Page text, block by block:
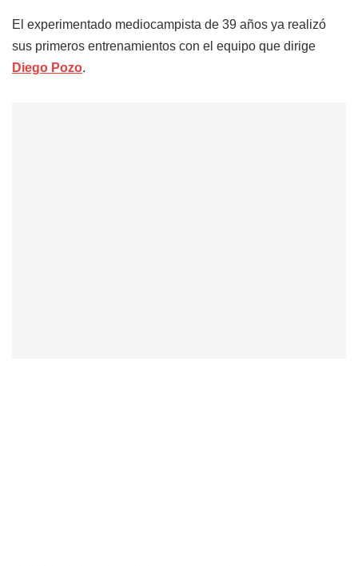
El experimentado mediocampista de 39 años ya realizó
sus primeros entrenamientos con el equipo que dirige
Diego Pozo.